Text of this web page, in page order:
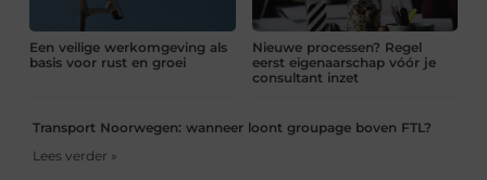
Een veilige werkomgeving als
basis voor rust en groei
Nieuwe processen? Regel
eerst eigenaarschap vóór je
consultant inzet
Transport Noorwegen: wanneer loont groupage boven FTL?
Lees verder »